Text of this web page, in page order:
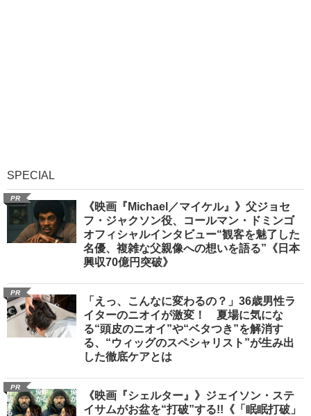
SPECIAL
PR
《映画『Michael／マイケル』》父ジョセ
フ・ジャクソン役、コールマン・ドミンゴ
オフィシャルインタビュー“観客を魅了した
名優、複雑な父親像への想いを語る”《日本
興収70億円突破》
PR
「えっ、こんなに変わるの？」36歳男性ラ
イターのニオイが激変！ 夏場に気にな
る“頭皮のニオイ”や“ベタつき”を解消す
る、“ウィッグのスペシャリスト”が生み出
した徹底ケアとは
PR
《映画『シェルター』》ジェイソン・ステ
イサムがお盆を“打破”する!!《「眠眠打破」